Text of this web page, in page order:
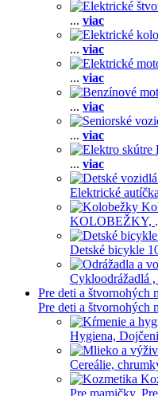
... viac
... viac
... viac
... viac
... viac
... viac
Elektrické
KOLOBEŽKY,
Detské bicykle
Cykloodrážadlá ,
Pre deti a štvornohých
Pre deti a štvornohých
Hygiena,
Cereálie,
Pre mamičky,